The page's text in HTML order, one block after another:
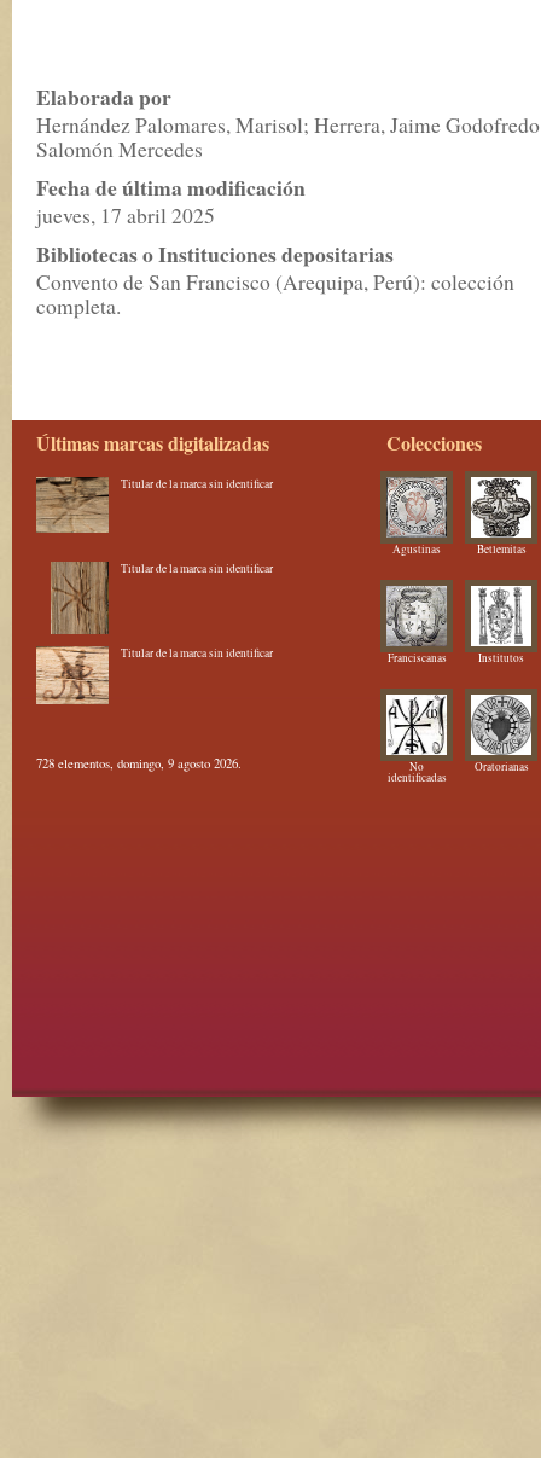
Elaborada por
Hernández Palomares, Marisol; Herrera, Jaime
Salomón Mercedes
Fecha de última modificación
jueves, 17 abril 2025
Bibliotecas o Instituciones depositarias
Convento de San Francisco (Arequipa, Perú): colección
completa.
Últimas marcas digitalizadas
Titular de la marca sin identificar
Titular de la marca sin identificar
Titular de la marca sin identificar
728 elementos, domingo, 9 agosto 2026.
Colecciones
Agustinas Betlemitas
Franciscanas Institutos
No
identificadas
Oratorianas